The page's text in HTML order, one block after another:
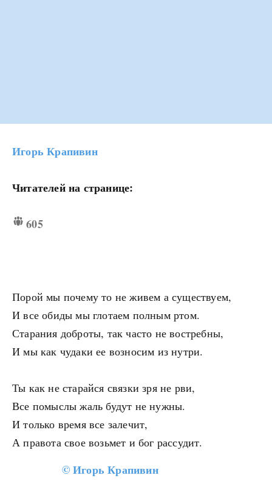
Игорь Крапивин
Читателей на странице:
605
Порой мы почему то не живем а существуем,
И все обиды мы глотаем полным ртом.
Старания доброты, так часто не востребны,
И мы как чудаки ее возносим из нутри.
Ты как не старайся связки зря не рви,
Все помыслы жаль будут не нужны.
И только время все залечит,
А правота свое возьмет и бог рассудит.
©Игорь Крапивин